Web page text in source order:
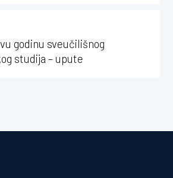
Osijeku
godinu sveučilišnog
studija – upute